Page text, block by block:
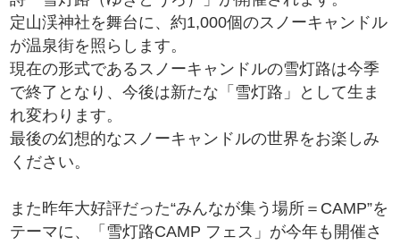
定山渓神社を舞台に、約1,000個のスノーキャンドル
が温泉街を照らします。
現在の形式であるスノーキャンドルの雪灯路は今季
で終了となり、今後は新たな「雪灯路」として生ま
れ変わります。
最後の幻想的なスノーキャンドルの世界をお楽しみ
ください。
また昨年大好評だった“みんなが集う場所＝CAMP”を
テーマに、「雪灯路CAMP フェス」が今年も開催さ